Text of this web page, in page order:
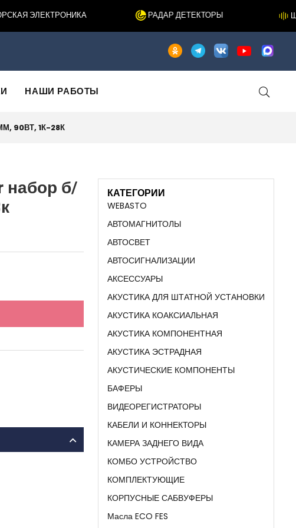
ЭЛЕКТРОНИКА РАДАР ДЕТЕКТОРЫ
НАШИ РАБОТЫ
90ВТ, 1К-28К
набор б/
КАТЕГОРИИ
WEBASTO
АВТОМАГНИТОЛЫ
АВТОСВЕТ
АВТОСИГНАЛИЗАЦИИ
АКСЕССУАРЫ
АКУСТИКА ДЛЯ ШТАТНОЙ УСТАНОВКИ
АКУСТИКА КОАКСИАЛЬНАЯ
АКУСТИКА КОМПОНЕНТНАЯ
АКУСТИКА ЭСТРАДНАЯ
АКУСТИЧЕСКИЕ КОМПОНЕНТЫ
БАФЕРЫ
ВИДЕОРЕГИСТРАТОРЫ
КАБЕЛИ И КОННЕКТОРЫ
КАМЕРА ЗАДНЕГО ВИДА
КОМБО УСТРОЙСТВО
КОМПЛЕКТУЮЩИЕ
КОРПУСНЫЕ САБВУФЕРЫ
Масла ECO FES